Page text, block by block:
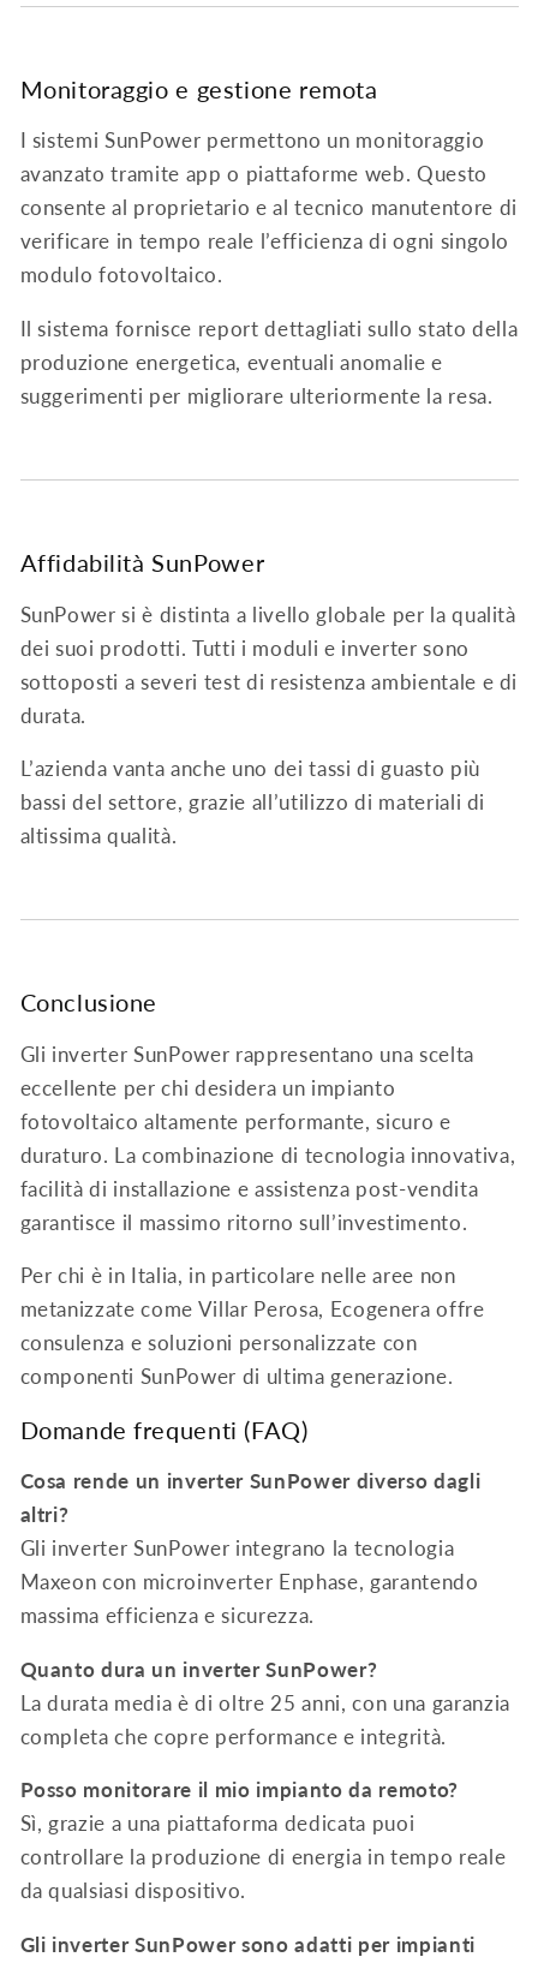
Monitoraggio e gestione remota
I sistemi SunPower permettono un monitoraggio
avanzato tramite app o piattaforme web. Questo
consente al proprietario e al tecnico manutentore di
verificare in tempo reale l’efficienza di ogni singolo
modulo fotovoltaico.
Il sistema fornisce report dettagliati sullo stato della
produzione energetica, eventuali anomalie e
suggerimenti per migliorare ulteriormente la resa.
Affidabilità SunPower
SunPower si è distinta a livello globale per la qualità
dei suoi prodotti. Tutti i moduli e inverter sono
sottoposti a severi test di resistenza ambientale e di
durata.
L’azienda vanta anche uno dei tassi di guasto più
bassi del settore, grazie all’utilizzo di materiali di
altissima qualità.
Conclusione
Gli inverter SunPower rappresentano una scelta
eccellente per chi desidera un impianto
fotovoltaico altamente performante, sicuro e
duraturo. La combinazione di tecnologia innovativa,
facilità di installazione e assistenza post-vendita
garantisce il massimo ritorno sull’investimento.
Per chi è in Italia, in particolare nelle aree non
metanizzate come Villar Perosa, Ecogenera offre
consulenza e soluzioni personalizzate con
componenti SunPower di ultima generazione.
Domande frequenti (FAQ)
Cosa rende un inverter SunPower diverso dagli
altri?
Gli inverter SunPower integrano la tecnologia
Maxeon con microinverter Enphase, garantendo
massima efficienza e sicurezza.
Quanto dura un inverter SunPower?
La durata media è di oltre 25 anni, con una garanzia
completa che copre performance e integrità.
Posso monitorare il mio impianto da remoto?
Sì, grazie a una piattaforma dedicata puoi
controllare la produzione di energia in tempo reale
da qualsiasi dispositivo.
Gli inverter SunPower sono adatti per impianti